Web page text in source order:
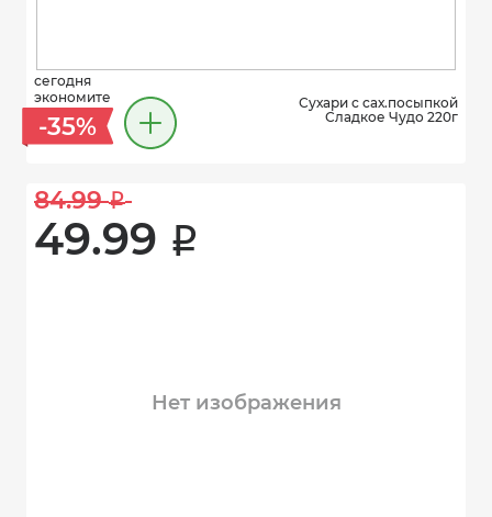
сегодня
экономите
-35%
Сухари с сах.посыпкой
Сладкое Чудо 220г
84.99 i
49.99 i
Нет изображения